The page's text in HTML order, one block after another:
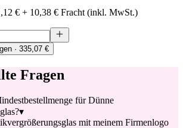
€ + 10,38 € Fracht (inkl. MwSt.)
· 335,07 €
Fragen
für Dünne
▾
mit meinem Firmenlogo